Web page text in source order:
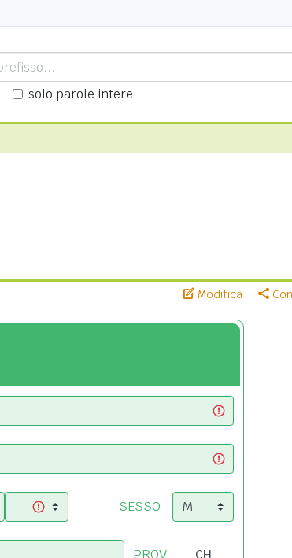
solo parole intere
Modifica
SESSO
PROV